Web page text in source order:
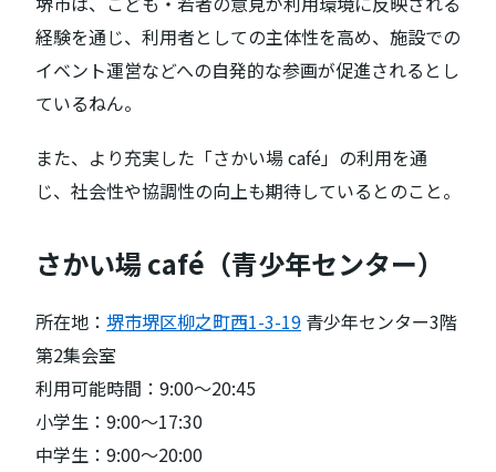
経験を通じ、利用者としての主体性を高め、施設での
イベント運営などへの自発的な参画が促進されるとし
ているねん。
また、より充実した「さかい場 café」の利用を通
じ、社会性や協調性の向上も期待しているとのこと。
さかい場 café（青少年センター）
所在地： 堺市堺区柳之町西1-3-19 青少年センター3階
第2集会室
利用可能時間：9:00〜20:45
小学生：9:00〜17:30
中学生：9:00〜20:00